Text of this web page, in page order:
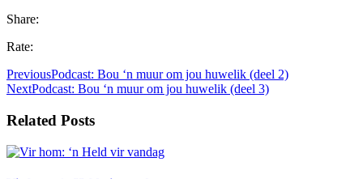
Share:
Rate:
PreviousPodcast: Bou ‘n muur om jou huwelik (deel 2)
NextPodcast: Bou ‘n muur om jou huwelik (deel 3)
Related Posts